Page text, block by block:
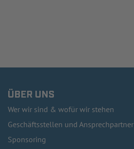
ÜBER UNS
Wer wir sind & wofür wir stehen
Geschäftsstellen und Ansprechpartner
Sponsoring